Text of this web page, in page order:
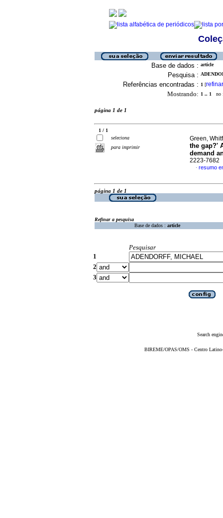
Base de dados : article
Pesquisa :
Referências encontradas : 1 [refinar
Mostrando: 1 .. 1 no
página 1 de 1
1 / 1
seleciona
para imprimir
Green,
the gap?'
demand
2223-7682
· resumo
página 1 de 1
Refinar a pesquisa
Base de dados : article
Pesquisar
1
2
3
Search
BIREME/OPAS/OMS - Centro Latino-